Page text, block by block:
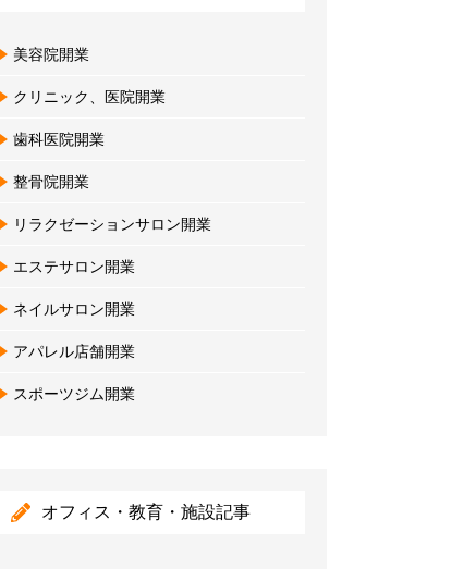
美容院開業
クリニック、医院開業
歯科医院開業
整骨院開業
リラクゼーションサロン開業
エステサロン開業
ネイルサロン開業
アパレル店舗開業
スポーツジム開業
オフィス・教育・施設記事